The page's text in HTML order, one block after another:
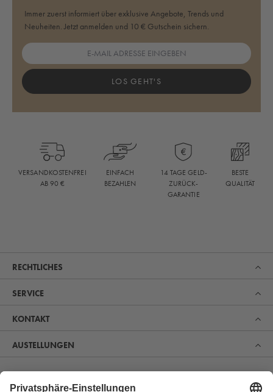
Immer zuerst informiert über exklusive Angebote, Trends und
Neuheiten. Jetzt anmelden und 10 € Gutschein sichern.
LOS GEHT'S
VERSANDKOSTENFREI
AB 90 €
EINFACH
BEZAHLEN
14 TAGE GELD-
ZURÜCK-
GARANTIE
BESTE
QUALITÄT
Erfahren Sie, was uns zum Marktführer im Bereich Sauna,
RECHTLICHES
SERVICE
KONTAKT
AUSTELLUNGEN